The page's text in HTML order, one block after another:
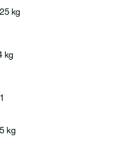
kg
kg
kg